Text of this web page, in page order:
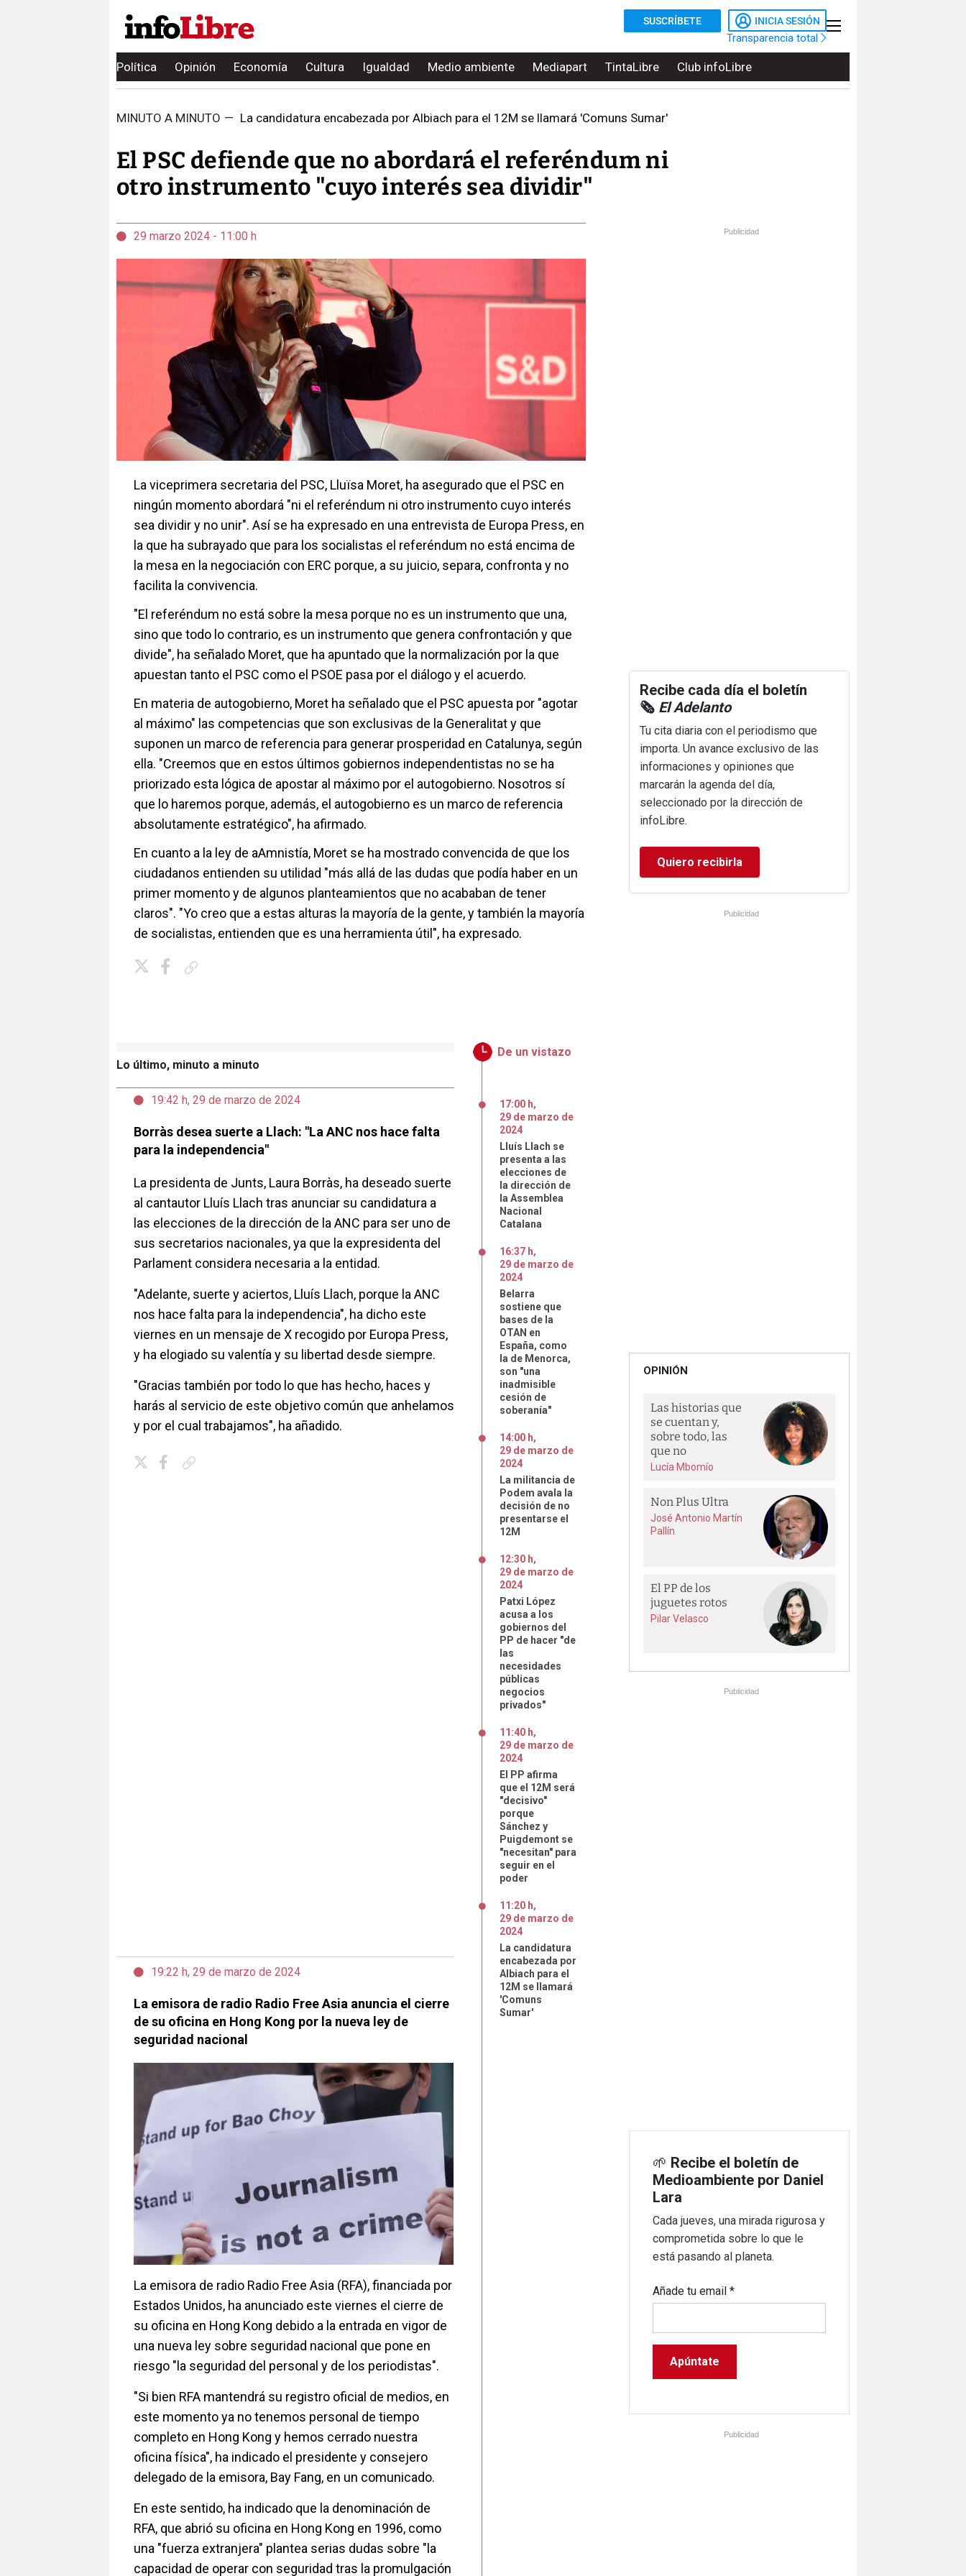
SUSCRÍBETE INICIA SESIÓN
Transparencia total
Política Opinión Economía Cultura Igualdad Medio ambiente Mediapart TintaLibre Club infoLibre
MINUTO A MINUTO — La candidatura encabezada por Albiach para el 12M se llamará 'Comuns Sumar'
El PSC defiende que no abordará el referéndum ni
otro instrumento "cuyo interés sea dividir"
29 marzo 2024 - 11:00 h
La viceprimera secretaria del PSC, Lluïsa Moret, ha asegurado que el PSC en
ningún momento abordará "ni el referéndum ni otro instrumento cuyo interés
sea dividir y no unir". Así se ha expresado en una entrevista de Europa Press, en
la que ha subrayado que para los socialistas el referéndum no está encima de
la mesa en la negociación con ERC porque, a su juicio, separa, confronta y no
facilita la convivencia.
"El referéndum no está sobre la mesa porque no es un instrumento que una,
sino que todo lo contrario, es un instrumento que genera confrontación y que
divide", ha señalado Moret, que ha apuntado que la normalización por la que
apuestan tanto el PSC como el PSOE pasa por el diálogo y el acuerdo.
En materia de autogobierno, Moret ha señalado que el PSC apuesta por "agotar
al máximo" las competencias que son exclusivas de la Generalitat y que
suponen un marco de referencia para generar prosperidad en Catalunya, según
ella. "Creemos que en estos últimos gobiernos independentistas no se ha
priorizado esta lógica de apostar al máximo por el autogobierno. Nosotros sí
que lo haremos porque, además, el autogobierno es un marco de referencia
absolutamente estratégico", ha afirmado.
En cuanto a la ley de aAmnistía, Moret se ha mostrado convencida de que los
ciudadanos entienden su utilidad "más allá de las dudas que podía haber en un
primer momento y de algunos planteamientos que no acababan de tener
claros". "Yo creo que a estas alturas la mayoría de la gente, y también la mayoría
de socialistas, entienden que es una herramienta útil", ha expresado.
Lo último, minuto a minuto
19:42 h, 29 de marzo de 2024
Borràs desea suerte a Llach: "La ANC nos hace falta
para la independencia"
La presidenta de Junts, Laura Borràs, ha deseado suerte
al cantautor Lluís Llach tras anunciar su candidatura a
las elecciones de la dirección de la ANC para ser uno de
sus secretarios nacionales, ya que la expresidenta del
Parlament considera necesaria a la entidad.
"Adelante, suerte y aciertos, Lluís Llach, porque la ANC
nos hace falta para la independencia", ha dicho este
viernes en un mensaje de X recogido por Europa Press,
y ha elogiado su valentía y su libertad desde siempre.
"Gracias también por todo lo que has hecho, haces y
harás al servicio de este objetivo común que anhelamos
y por el cual trabajamos", ha añadido.
19:22 h, 29 de marzo de 2024
La emisora de radio Radio Free Asia anuncia el cierre
de su oficina en Hong Kong por la nueva ley de
seguridad nacional
La emisora de radio Radio Free Asia (RFA), financiada por
Estados Unidos, ha anunciado este viernes el cierre de
su oficina en Hong Kong debido a la entrada en vigor de
una nueva ley sobre seguridad nacional que pone en
riesgo "la seguridad del personal y de los periodistas".
"Si bien RFA mantendrá su registro oficial de medios, en
este momento ya no tenemos personal de tiempo
completo en Hong Kong y hemos cerrado nuestra
oficina física", ha indicado el presidente y consejero
delegado de la emisora, Bay Fang, en un comunicado.
En este sentido, ha indicado que la denominación de
RFA, que abrió su oficina en Hong Kong en 1996, como
una "fuerza extranjera" plantea serias dudas sobre "la
capacidad de operar con seguridad tras la promulgación
De un vistazo
17:00 h,
29 de marzo de
2024
Lluís Llach se
presenta a las
elecciones de
la dirección de
la Assemblea
Nacional
Catalana
16:37 h,
29 de marzo de
2024
Belarra
sostiene que
bases de la
OTAN en
España, como
la de Menorca,
son "una
inadmisible
cesión de
soberanía"
14:00 h,
29 de marzo de
2024
La militancia de
Podem avala la
decisión de no
presentarse el
12M
12:30 h,
29 de marzo de
2024
Patxi López
acusa a los
gobiernos del
PP de hacer "de
las
necesidades
públicas
negocios
privados"
11:40 h,
29 de marzo de
2024
El PP afirma
que el 12M será
"decisivo"
porque
Sánchez y
Puigdemont se
"necesitan" para
seguir en el
poder
11:20 h,
29 de marzo de
2024
La candidatura
encabezada por
Albiach para el
12M se llamará
'Comuns
Sumar'
Publicidad
Recibe cada día el boletín
🗞️ El Adelanto
Tu cita diaria con el periodismo que
importa. Un avance exclusivo de las
informaciones y opiniones que
marcarán la agenda del día,
seleccionado por la dirección de
infoLibre.
Quiero recibirla
Publicidad
OPINIÓN
Las historias que
se cuentan y,
sobre todo, las
que no
Lucía Mbomío
Non Plus Ultra
José Antonio Martín
Pallín
El PP de los
juguetes rotos
Pilar Velasco
Publicidad
🌱 Recibe el boletín de
Medioambiente por Daniel
Lara
Cada jueves, una mirada rigurosa y
comprometida sobre lo que le
está pasando al planeta.
Añade tu email*
Publicidad